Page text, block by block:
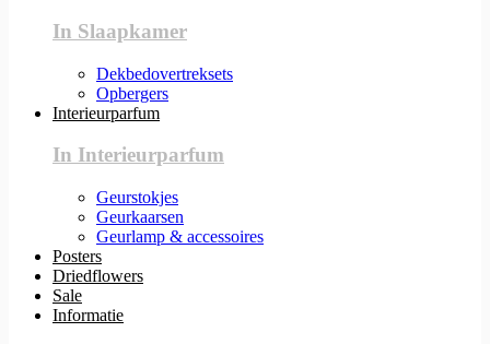
In Slaapkamer
Dekbedovertreksets
Opbergers
Interieurparfum
In Interieurparfum
Geurstokjes
Geurkaarsen
Geurlamp & accessoires
Posters
Driedflowers
Sale
Informatie